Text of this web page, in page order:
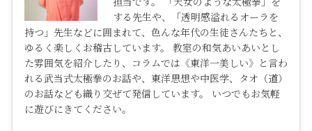
する先生や、「透明感溢れるオーラを
持つ」先生などに囲まれて、色んな年代の生徒さんたちと、
ゆるく楽しくお稽古しています。 教室の和気あいあいとし
た雰囲気を紹介したり、コラムでは《東洋一美しい》と言わ
れる武当式太極拳のお話や、東洋思想や中医学、タオ（道）
のお話なども織り交ぜて発信しています。 いつでもお気軽
に遊びにきてください。